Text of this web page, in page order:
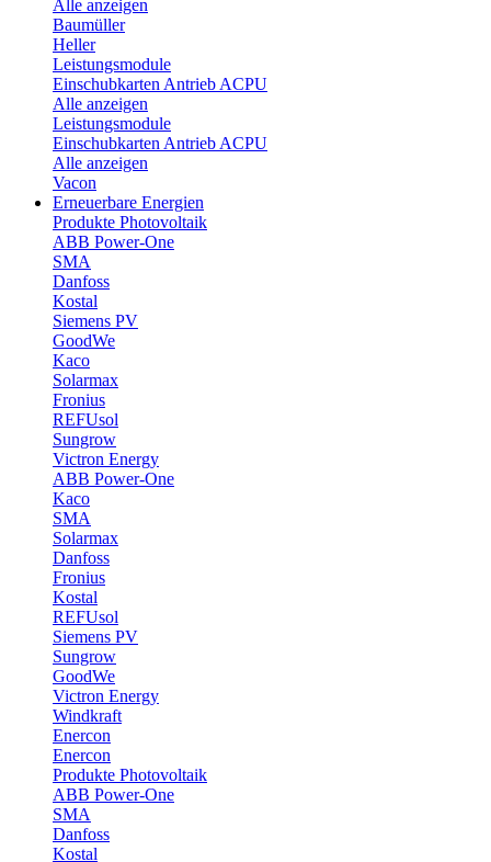
Alle anzeigen
Baumüller
Heller
Leistungsmodule
Einschubkarten Antrieb ACPU
Alle anzeigen
Leistungsmodule
Einschubkarten Antrieb ACPU
Alle anzeigen
Vacon
Erneuerbare Energien
Produkte Photovoltaik
ABB Power-One
SMA
Danfoss
Kostal
Siemens PV
GoodWe
Kaco
Solarmax
Fronius
REFUsol
Sungrow
Victron Energy
ABB Power-One
Kaco
SMA
Solarmax
Danfoss
Fronius
Kostal
REFUsol
Siemens PV
Sungrow
GoodWe
Victron Energy
Windkraft
Enercon
Enercon
Produkte Photovoltaik
ABB Power-One
SMA
Danfoss
Kostal